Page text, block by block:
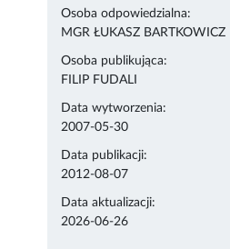
Osoba odpowiedzialna:
MGR ŁUKASZ BARTKOWICZ
Osoba publikująca:
FILIP FUDALI
Data wytworzenia:
2007-05-30
Data publikacji:
2012-08-07
Data aktualizacji:
2026-06-26